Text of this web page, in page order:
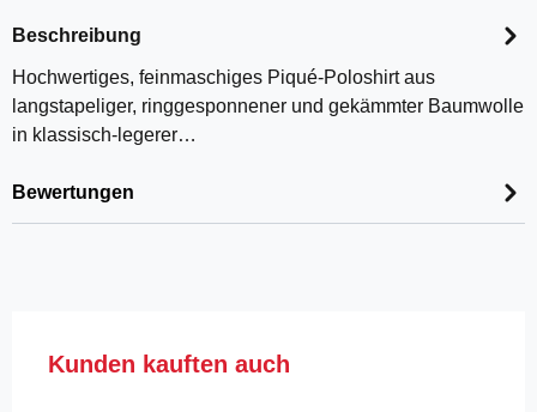
Beschreibung
Hochwertiges, feinmaschiges Piqué-Poloshirt aus
langstapeliger, ringgesponnener und gekämmter Baumwolle
in klassisch-legerer…
Bewertungen
Produktgalerie überspringen
Kunden kauften auch